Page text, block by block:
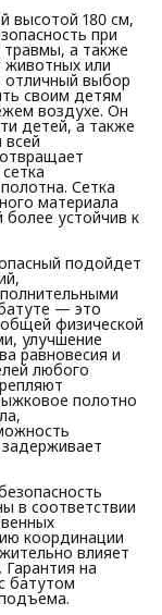
высотой 180 см,
при
а также
или
отличный выбор
своим детям
воздухе. Он
детей, а также
всей
Сетка
материала
более устойчив к
подойдет
— это
физической
улучшение
равновесия и
любого
полотно
в соответствии
координации
влияет
на
батутом